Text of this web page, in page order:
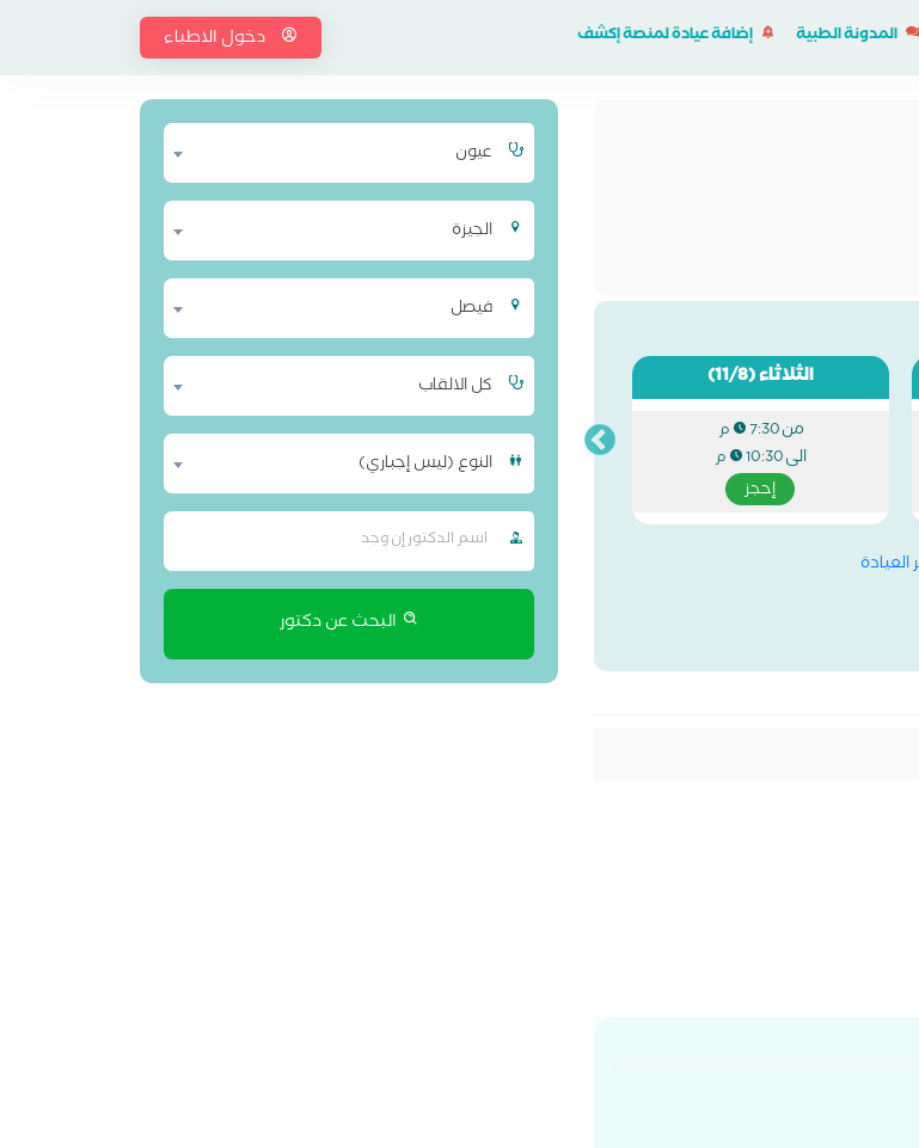
المدونة الطبية إضافة عيادة لمنصة إكشف دخول الاطباء
الثلاثاء(11/8)
من7:30 م
الى10:30 م
إحجز
عيون
الجيزة
فيصل
كل الالقاب
النوع (ليس إجباري)
البحث عن دكتور